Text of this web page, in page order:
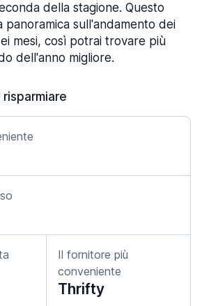
della stagione. Questo
sull'andamento dei
mesi, così potrai trovare più
dell'anno migliore.
Il fornitore più
conveniente
Thrifty